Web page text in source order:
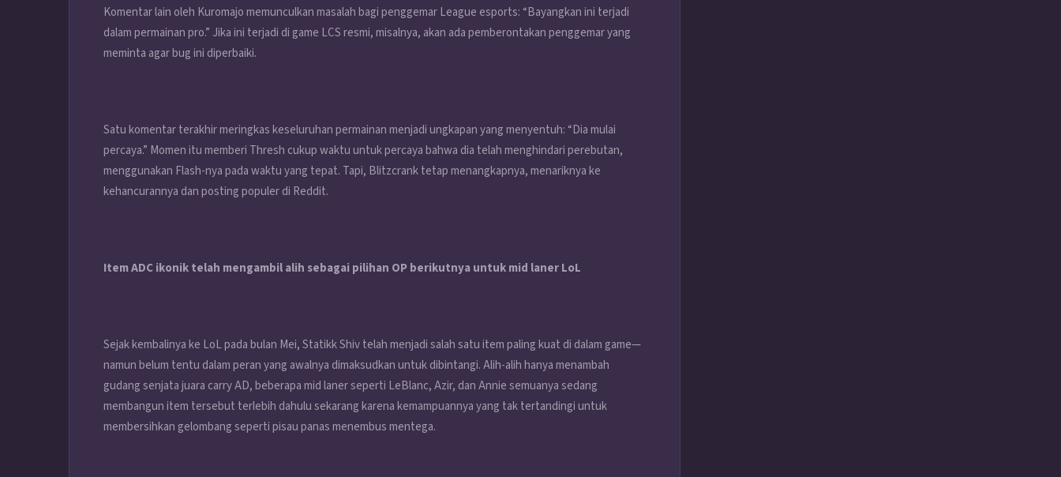
Komentar lain oleh Kuromajo memunculkan masalah bagi penggemar League esports: “Bayangkan ini terjadi
dalam permainan pro.” Jika ini terjadi di game LCS resmi, misalnya, akan ada pemberontakan penggemar yang
meminta agar bug ini diperbaiki.
Satu komentar terakhir meringkas keseluruhan permainan menjadi ungkapan yang menyentuh: “Dia mulai
percaya.” Momen itu memberi Thresh cukup waktu untuk percaya bahwa dia telah menghindari perebutan,
menggunakan Flash-nya pada waktu yang tepat. Tapi, Blitzcrank tetap menangkapnya, menariknya ke
kehancurannya dan posting populer di Reddit.
Item ADC ikonik telah mengambil alih sebagai pilihan OP berikutnya untuk mid laner LoL
Sejak kembalinya ke LoL pada bulan Mei, Statikk Shiv telah menjadi salah satu item paling kuat di dalam game—
namun belum tentu dalam peran yang awalnya dimaksudkan untuk dibintangi. Alih-alih hanya menambah
gudang senjata juara carry AD, beberapa mid laner seperti LeBlanc, Azir, dan Annie semuanya sedang
membangun item tersebut terlebih dahulu sekarang karena kemampuannya yang tak tertandingi untuk
membersihkan gelombang seperti pisau panas menembus mentega.